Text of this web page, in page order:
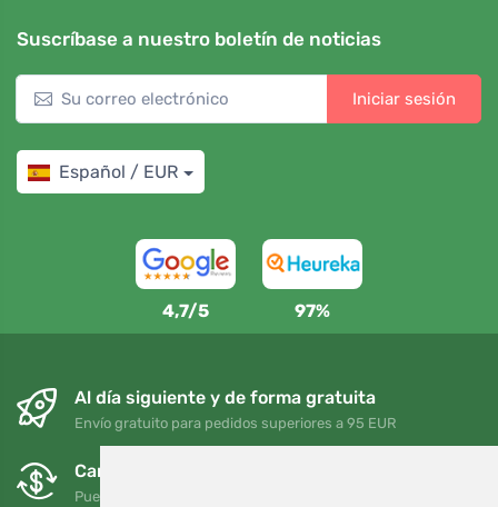
Suscríbase a nuestro boletín de noticias
Iniciar sesión
Español / EUR
4,7/5 97%
Al día siguiente y de forma gratuita
Envío gratuito para pedidos superiores a 95 EUR
Cambios y devoluciones gratuitos
Puede devolver o cambiar su pedido en cualquier momento